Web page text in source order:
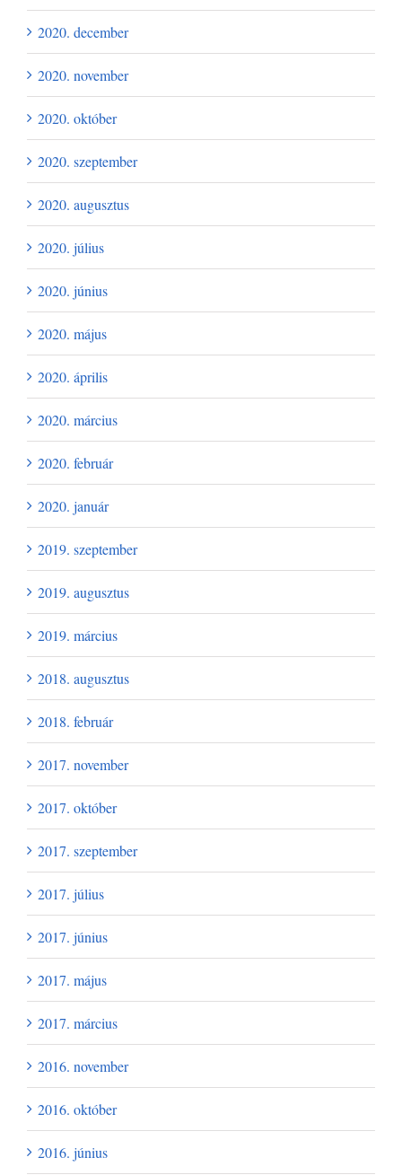
2020. december
2020. november
2020. október
2020. szeptember
2020. augusztus
2020. július
2020. június
2020. május
2020. április
2020. március
2020. február
2020. január
2019. szeptember
2019. augusztus
2019. március
2018. augusztus
2018. február
2017. november
2017. október
2017. szeptember
2017. július
2017. június
2017. május
2017. március
2016. november
2016. október
2016. június